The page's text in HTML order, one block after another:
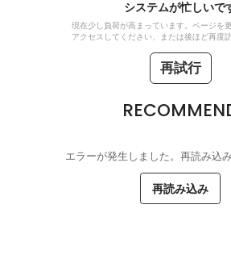
システムが忙しいで
現在少し負荷が高まっています。ページを
アクセスしてください、または後ほど再度
再試行
エラーが発生しました。再読み込
再読み込み